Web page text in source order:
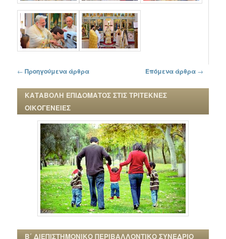
Πλοήγηση στα άρθρα
← Προηγούμενα άρθρα Επόμενα άρθρα →
ΚΑΤΑΒΟΛΗ ΕΠΙΔΟΜΑΤΟΣ ΣΤΙΣ ΤΡΙΤΕΚΝΕΣ
ΟΙΚΟΓΕΝΕΙΕΣ
Β΄ ΔΙΕΠΙΣΤΗΜΟΝΙΚΟ ΠΕΡΙΒΑΛΛΟΝΤΙΚΟ ΣΥΝΕΔΡΙΟ